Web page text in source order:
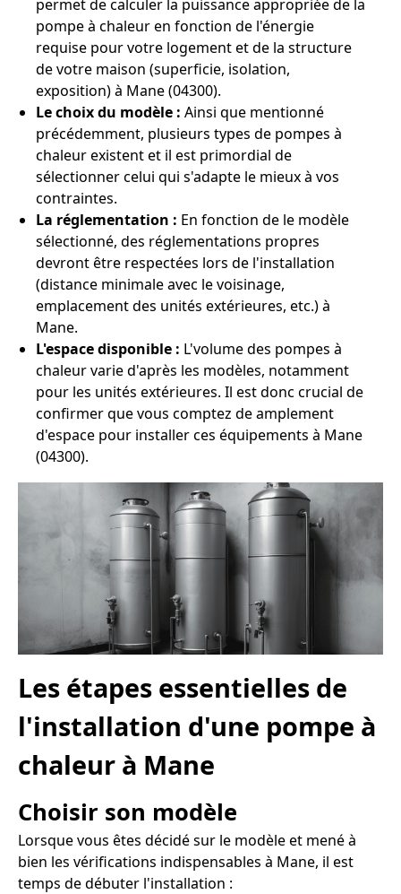
permet de calculer la puissance appropriée de la
pompe à chaleur en fonction de l'énergie
requise pour votre logement et de la structure
de votre maison (superficie, isolation,
exposition) à Mane (04300).
Le choix du modèle : Ainsi que mentionné
précédemment, plusieurs types de pompes à
chaleur existent et il est primordial de
sélectionner celui qui s'adapte le mieux à vos
contraintes.
La réglementation : En fonction de le modèle
sélectionné, des réglementations propres
devront être respectées lors de l'installation
(distance minimale avec le voisinage,
emplacement des unités extérieures, etc.) à
Mane.
L'espace disponible : L'volume des pompes à
chaleur varie d'après les modèles, notamment
pour les unités extérieures. Il est donc crucial de
confirmer que vous comptez de amplement
d'espace pour installer ces équipements à Mane
(04300).
Les étapes essentielles de
l'installation d'une pompe à
chaleur à Mane
Choisir son modèle
Lorsque vous êtes décidé sur le modèle et mené à
bien les vérifications indispensables à Mane, il est
temps de débuter l'installation :